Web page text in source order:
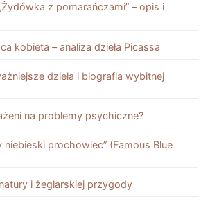
z pomarańczami” – opis i
kobieta – analiza dzieła Picassa
dzieła i biografia wybitnej
na problemy psychiczne?
niebieski prochowiec” (Famous Blue
i żeglarskiej przygody